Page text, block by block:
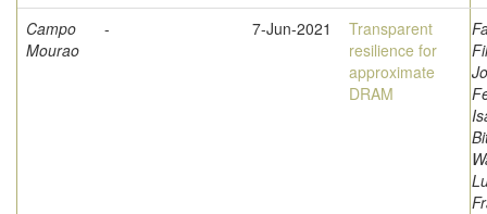
Campo
Mourao
- 7-Jun-2021
Transparent
resilience for
approximate
DRAM